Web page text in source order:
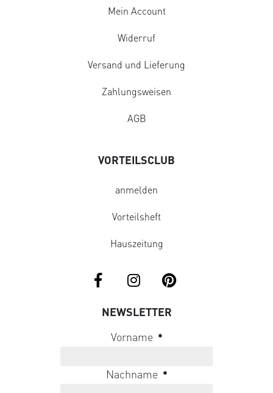
Mein Account
Widerruf
Versand und Lieferung
Zahlungsweisen
AGB
VORTEILSCLUB
anmelden
Vorteilsheft
Hauszeitung
NEWSLETTER
Vorname *
Nachname *